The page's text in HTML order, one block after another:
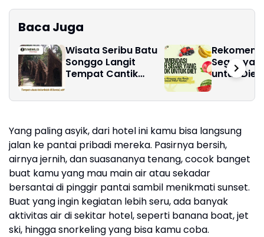
Baca Juga
Wisata Seribu Batu
Songgo Langit
Tempat Cantik
Yogyakarta
Segar
untuk
Turunkan
Yang paling asyik, dari hotel ini kamu bisa langsung
jalan ke pantai pribadi mereka. Pasirnya bersih,
airnya jernih, dan suasananya tenang, cocok banget
buat kamu yang mau main air atau sekadar
bersantai di pinggir pantai sambil menikmati sunset.
Buat yang ingin kegiatan lebih seru, ada banyak
aktivitas air di sekitar hotel, seperti banana boat, jet
ski, hingga snorkeling yang bisa kamu coba.